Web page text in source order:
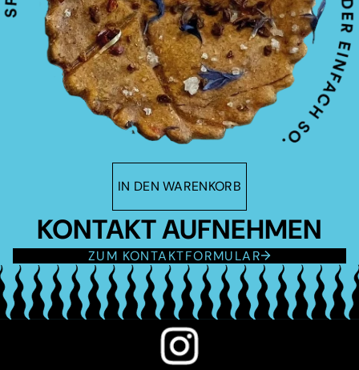
IN DEN WARENKORB
KONTAKT AUFNEHMEN
ZUM KONTAKTFORMULAR